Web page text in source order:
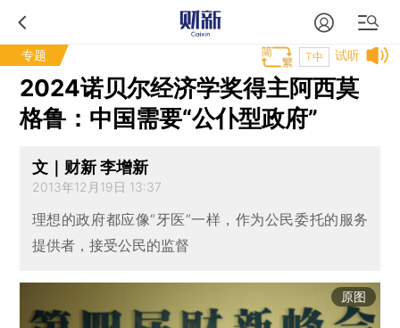
专题 试听
T中
2024诺贝尔经济学奖得主阿西莫
格鲁：中国需要“公仆型政府”
文｜财新 李增新
2013年12月19日 13:37
理想的政府都应像“牙医”一样，作为公民委托的服务
提供者，接受公民的监督
原图